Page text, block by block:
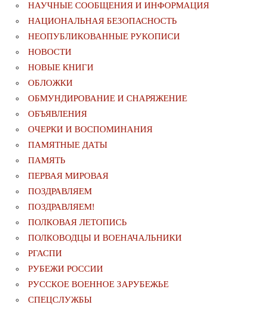
НАУЧНЫЕ СООБЩЕНИЯ И ИНФОРМАЦИЯ
НАЦИОНАЛЬНАЯ БЕЗОПАСНОСТЬ
НЕОПУБЛИКОВАННЫЕ РУКОПИСИ
НОВОСТИ
НОВЫЕ КНИГИ
ОБЛОЖКИ
ОБМУНДИРОВАНИЕ И СНАРЯЖЕНИЕ
ОБЪЯВЛЕНИЯ
ОЧЕРКИ И ВОСПОМИНАНИЯ
ПАМЯТНЫЕ ДАТЫ
ПАМЯТЬ
ПЕРВАЯ МИРОВАЯ
ПОЗДРАВЛЯЕМ
ПОЗДРАВЛЯЕМ!
ПОЛКОВАЯ ЛЕТОПИСЬ
ПОЛКОВОДЦЫ И ВОЕНАЧАЛЬНИКИ
РГАСПИ
РУБЕЖИ РОССИИ
РУССКОЕ ВОЕННОЕ ЗАРУБЕЖЬЕ
СПЕЦСЛУЖБЫ